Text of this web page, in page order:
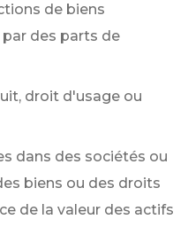
de biens
des parts de
droit d'usage ou
dans des sociétés ou
biens ou des droits
de la valeur des actifs